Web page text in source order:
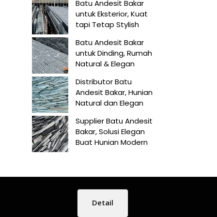
Batu Andesit Bakar
untuk Eksterior, Kuat
tapi Tetap Stylish
Batu Andesit Bakar
untuk Dinding, Rumah
Natural & Elegan
Distributor Batu
Andesit Bakar, Hunian
Natural dan Elegan
Supplier Batu Andesit
Bakar, Solusi Elegan
Buat Hunian Modern
Detail